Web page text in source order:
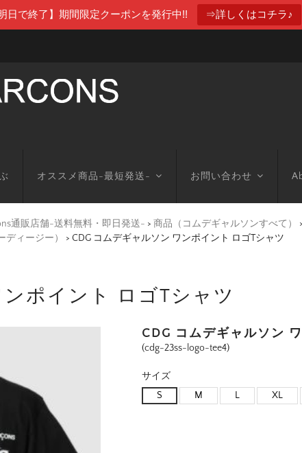
明日で終了】期間限定クーポンを発行中!! ⇒詳しくはコチラ♪
オススメ商品-最短発送- お問い合わせ
通販店舗-送料無料・即日発送- > 商品（コムデギャルソンすべて） >
ィージー） > CDG コムデギャルソン ワンポイント ロゴTシャツ
ポイント ロゴTシャツ
CDG コムデギャルソン
(cdg-23ss-logo-tee4)
サイズ
S
M L XL